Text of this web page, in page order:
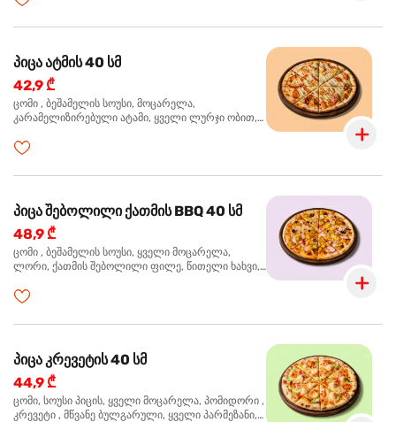
პიცა ატმის 40 სმ
42,9 ₾
ცომი , ბეშამელის სოუსი, მოცარელა,
კარამელიზირებული ატამი, ყველი ლურჯი ობით,
პიცა შებოლილი ქათმის BBQ 40 სმ
48,9 ₾
ცომი , ბეშამელის სოუსი, ყველი მოცარელა,
ლორი, ქათმის შებოლილი ფილე, წითელი ხახვი,
ხალაპენიო, ორეგანო
პიცა კრევეტის 40 სმ
44,9 ₾
ცომი, სოუსი პიცის, ყველი მოცარელა, პომიდორი ,
კრევეტი , მწვანე ბულგარული, ყველი პარმეზანი,